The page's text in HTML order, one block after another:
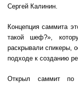
Сергей Калинин.
Концепция саммита
такой шеф?»,
раскрывали спикеры,
подходе к созданию
Открыл саммит по